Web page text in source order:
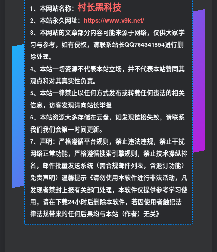
1、本网站名称： 村长黑科技
2、本站永久网址： https://www.v9k.net/
3、本网站的文章部分内容可能来源于网络，仅供大家学
习与参考，如有侵权，请联系站长QQ764341854进行删
除处理。
4、本站一切资源不代表本站立场，并不代表本站赞同其
观点和对其真实性负责。
5、本站一律禁止以任何方式发布或转载任何违法的相关
信息，访客发现请向站长举报
6、本站资源大多存储在云盘，如发现链接失效，请联系
我们我们会第一时间更新。
7、声明：严格遵循平台规则，禁止违法违规，禁止干扰
网络正常功能，严格遵循搜索引擎规则，禁止技术操纵排
名，邮件批量发送系统（需合规邮件列表，含退订功能）
免责声明）温馨提示《请勿使用本软件进行非法活动，凡
发现者禁封上报有关部门处理，本软件仅提供参考学习使
用，请在下载24小时后删除本软件，若因使用者触犯法
律法规带来的任何后果均与本站（作者）无关》